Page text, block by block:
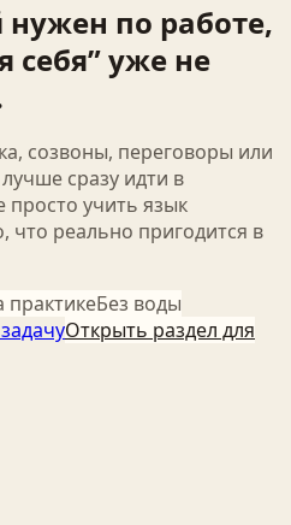
нужен по работе,
себя” уже не
созвоны, переговоры или
сразу идти в
просто учить язык
что реально пригодится в
практикеБез воды
Открыть раздел для